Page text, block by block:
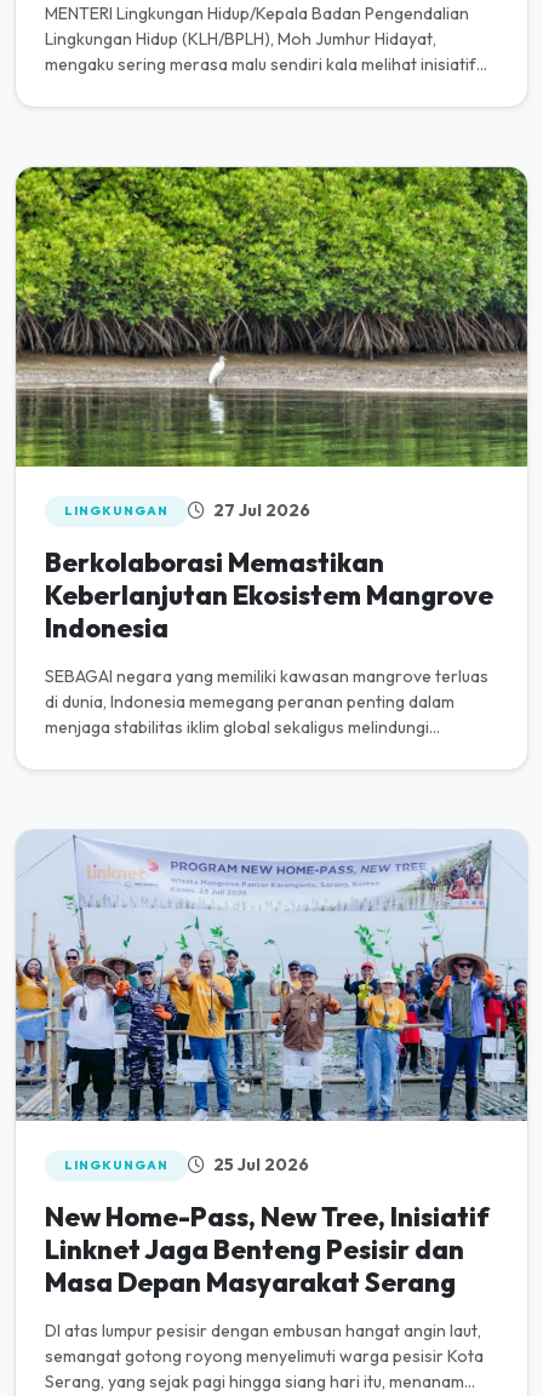
MENTERI Lingkungan Hidup/Kepala Badan Pengendalian
Lingkungan Hidup (KLH/BPLH), Moh Jumhur Hidayat,
mengaku sering merasa malu sendiri kala melihat inisiatif
LINGKUNGAN 27 Jul 2026
Berkolaborasi Memastikan
Keberlanjutan Ekosistem Mangrove
Indonesia
SEBAGAI negara yang memiliki kawasan mangrove terluas
di dunia, Indonesia memegang peranan penting dalam
menjaga stabilitas iklim global sekaligus melindungi
LINGKUNGAN 25 Jul 2026
New Home-Pass, New Tree, Inisiatif
Linknet Jaga Benteng Pesisir dan
Masa Depan Masyarakat Serang
DI atas lumpur pesisir dengan embusan hangat angin laut,
semangat gotong royong menyelimuti warga pesisir Kota
Serang, yang sejak pagi hingga siang hari itu, menanam